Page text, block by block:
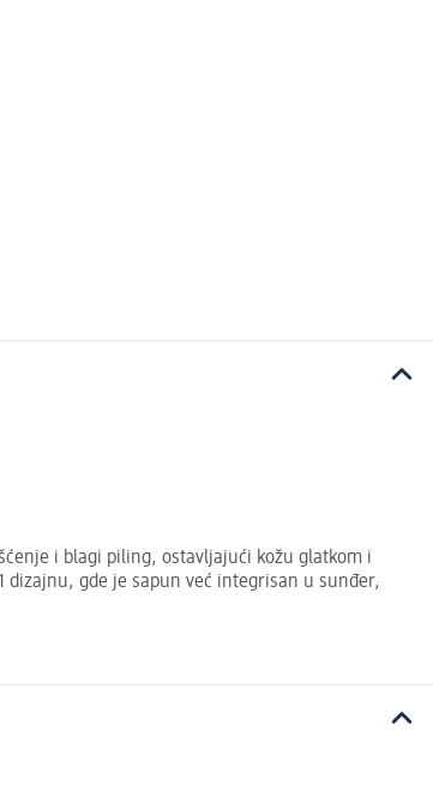
i blagi piling, ostavljajući kožu glatkom i
gde je sapun već integrisan u sunđer,